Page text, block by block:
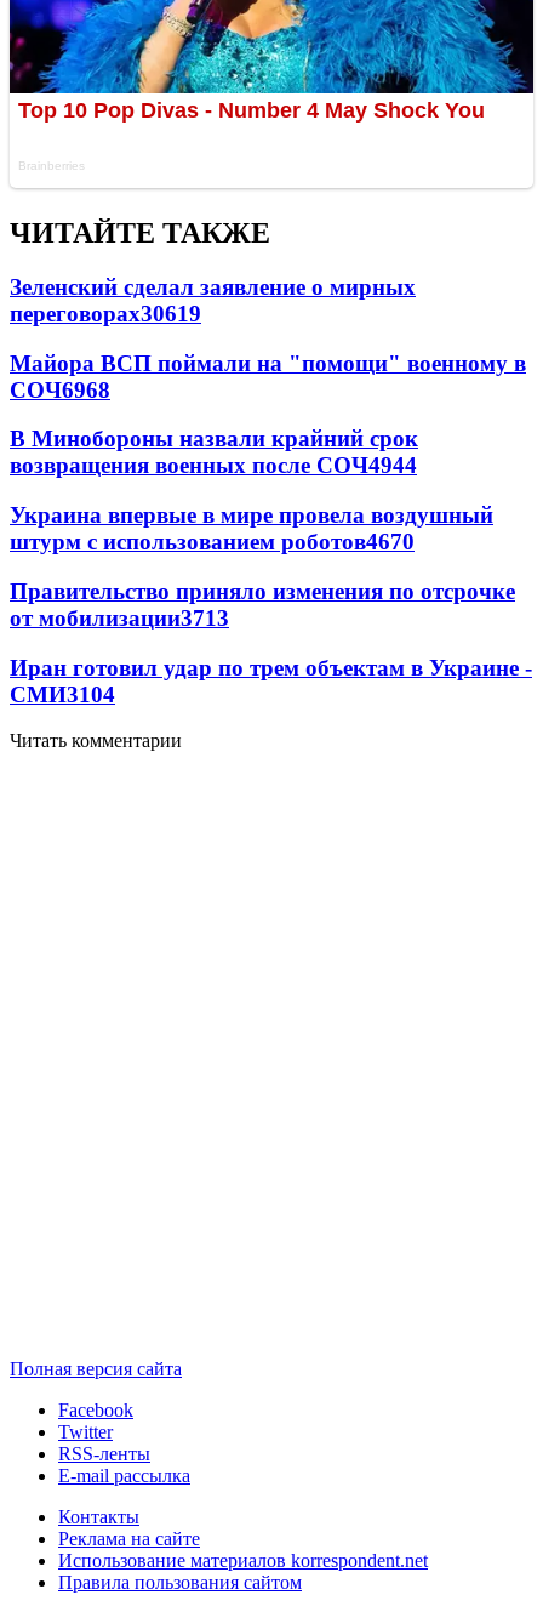
ЧИТАЙТЕ ТАКЖЕ
Зеленский сделал заявление о мирных
переговорах30619
Майора ВСП поймали на "помощи" военному в
СОЧ6968
В Минобороны назвали крайний срок
возвращения военных после СОЧ4944
Украина впервые в мире провела воздушный
штурм с использованием роботов4670
Правительство приняло изменения по отсрочке
от мобилизации3713
Иран готовил удар по трем объектам в Украине -
СМИ3104
Читать комментарии
Полная версия сайта
Facebook
Twitter
RSS-ленты
E-mail рассылка
Контакты
Реклама на сайте
Использование материалов korrespondent.net
Правила пользования сайтом